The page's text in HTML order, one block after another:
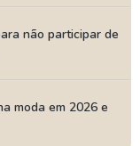
não participar de
moda em 2026 e